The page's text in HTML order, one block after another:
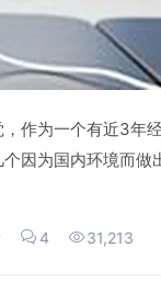
作为一个有近3年
因为国内环境而
4 31,213